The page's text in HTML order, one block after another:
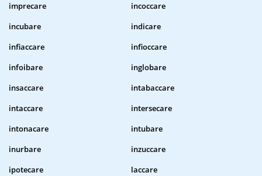
imprecare
incoccare
incubare
indicare
infiaccare
infioccare
infoibare
inglobare
insaccare
intabaccare
intaccare
intersecare
intonacare
intubare
inurbare
inzuccare
ipotecare
laccare